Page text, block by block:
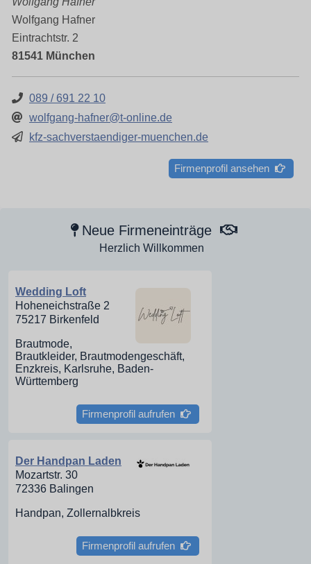
Wolfgang Hafner
Eintrachtstr. 2
81541 München
089 / 691 22 10
wolfgang-hafner@t-online.de
kfz-sachverstaendiger-muenchen.de
Firmenprofil ansehen
Neue Firmeneinträge
Herzlich Willkommen
Wedding Loft
Hoheneichstraße 2
75217 Birkenfeld
Brautmode,
Brautkleider, Brautmodengeschäft,
Enzkreis, Karlsruhe, Baden-
Württemberg
Firmenprofil aufrufen
Der Handpan Laden
Mozartstr. 30
72336 Balingen
Handpan, Zollernalbkreis
Firmenprofil aufrufen